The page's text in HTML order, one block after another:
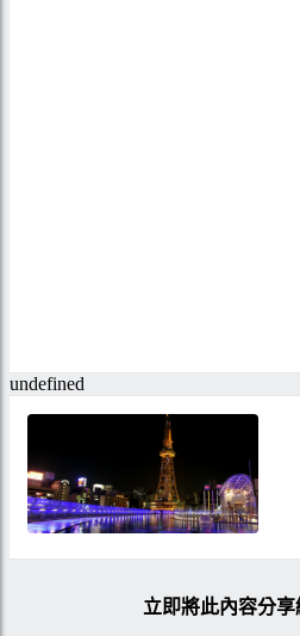
立即將此內容分